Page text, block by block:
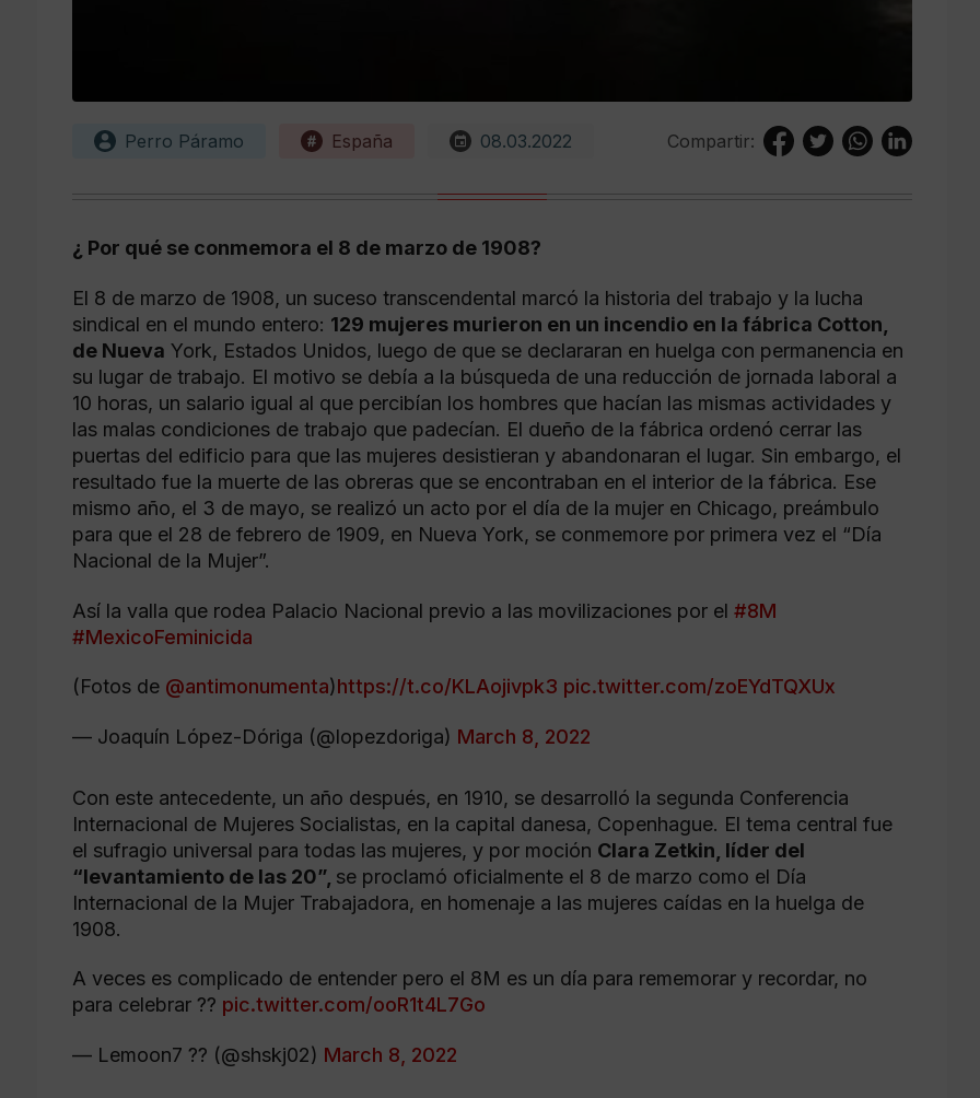
Perro Páramo España 08.03.2022 Compartir:
¿ Por qué se conmemora el 8 de marzo de 1908?
El 8 de marzo de 1908, un suceso transcendental marcó la historia del trabajo y la lucha
sindical en el mundo entero: 129 mujeres murieron en un incendio en la fábrica Cotton,
de Nueva York, Estados Unidos, luego de que se declararan en huelga con permanencia en
su lugar de trabajo. El motivo se debía a la búsqueda de una reducción de jornada laboral a
10 horas, un salario igual al que percibían los hombres que hacían las mismas actividades y
las malas condiciones de trabajo que padecían. El dueño de la fábrica ordenó cerrar las
puertas del edificio para que las mujeres desistieran y abandonaran el lugar. Sin embargo, el
resultado fue la muerte de las obreras que se encontraban en el interior de la fábrica. Ese
mismo año, el 3 de mayo, se realizó un acto por el día de la mujer en Chicago, preámbulo
para que el 28 de febrero de 1909, en Nueva York, se conmemore por primera vez el “Día
Nacional de la Mujer”.
Así la valla que rodea Palacio Nacional previo a las movilizaciones por el #8M
#MexicoFeminicida
(Fotos de @antimonumenta)https://t.co/KLAojivpk3 pic.twitter.com/zoEYdTQXUx
— Joaquín López-Dóriga (@lopezdoriga) March 8, 2022
Con este antecedente, un año después, en 1910, se desarrolló la segunda Conferencia
Internacional de Mujeres Socialistas, en la capital danesa, Copenhague. El tema central fue
el sufragio universal para todas las mujeres, y por moción Clara Zetkin, líder del
“levantamiento de las 20”, se proclamó oficialmente el 8 de marzo como el Día
Internacional de la Mujer Trabajadora, en homenaje a las mujeres caídas en la huelga de
1908.
A veces es complicado de entender pero el 8M es un día para rememorar y recordar, no
para celebrar ?? pic.twitter.com/ooR1t4L7Go
— Lemoon7 ?? (@shskj02) March 8, 2022